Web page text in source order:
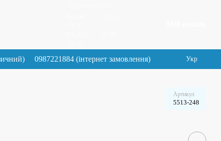
0987221884 (інтернет замовлення) Укр
Артикул
5513-248